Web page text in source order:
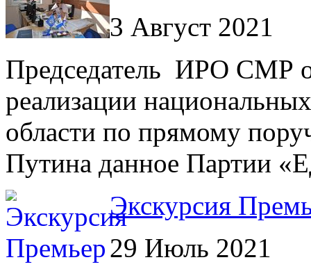
3 Август 2021
Председатель ИРО СМР
реализации
области по прямому
Путина данное
Экскурсия
29 Июль 2021